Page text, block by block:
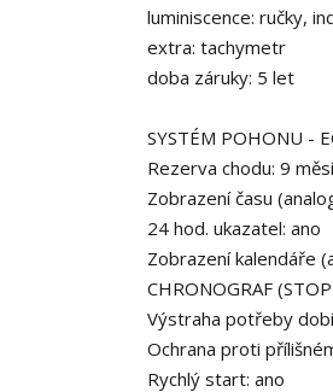
luminiscence: ručky,
extra: tachymetr
doba záruky: 5 let
SYSTÉM POHONU -
Rezerva chodu: 9
Zobrazení času
24 hod. ukazatel: ano
Zobrazení kalendáře
CHRONOGRAF
Výstraha potřeby
Ochrana proti
Rychlý start: ano